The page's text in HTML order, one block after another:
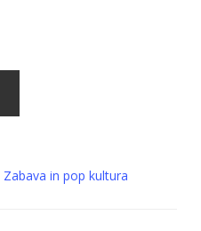
Zabava in pop kultura